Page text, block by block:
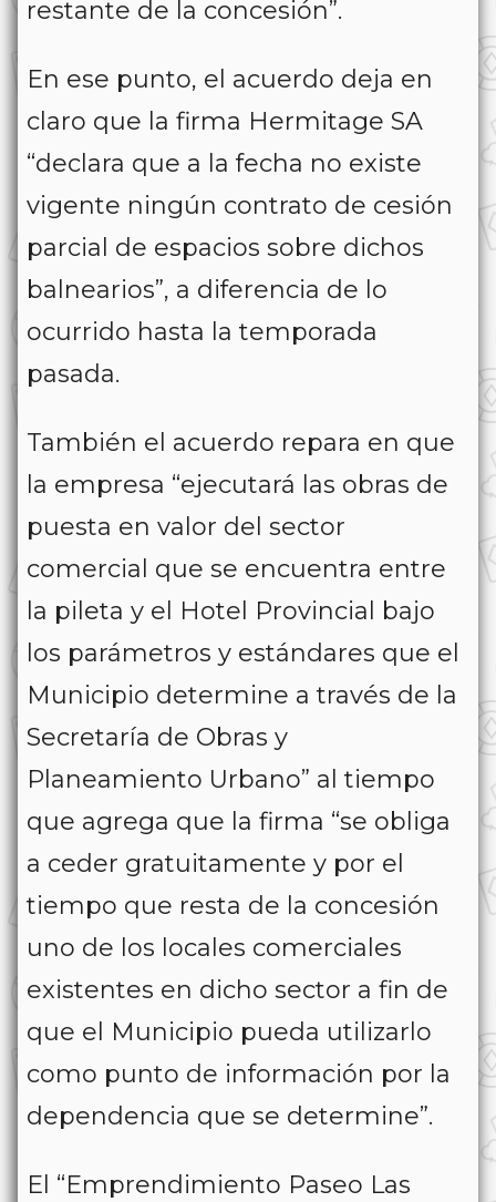
restante de la concesión”.
En ese punto, el acuerdo deja en
claro que la firma Hermitage SA
“declara que a la fecha no existe
vigente ningún contrato de cesión
parcial de espacios sobre dichos
balnearios”, a diferencia de lo
ocurrido hasta la temporada
pasada.
También el acuerdo repara en que
la empresa “ejecutará las obras de
puesta en valor del sector
comercial que se encuentra entre
la pileta y el Hotel Provincial bajo
los parámetros y estándares que el
Municipio determine a través de la
Secretaría de Obras y
Planeamiento Urbano” al tiempo
que agrega que la firma “se obliga
a ceder gratuitamente y por el
tiempo que resta de la concesión
uno de los locales comerciales
existentes en dicho sector a fin de
que el Municipio pueda utilizarlo
como punto de información por la
dependencia que se determine”.
El “Emprendimiento Paseo Las